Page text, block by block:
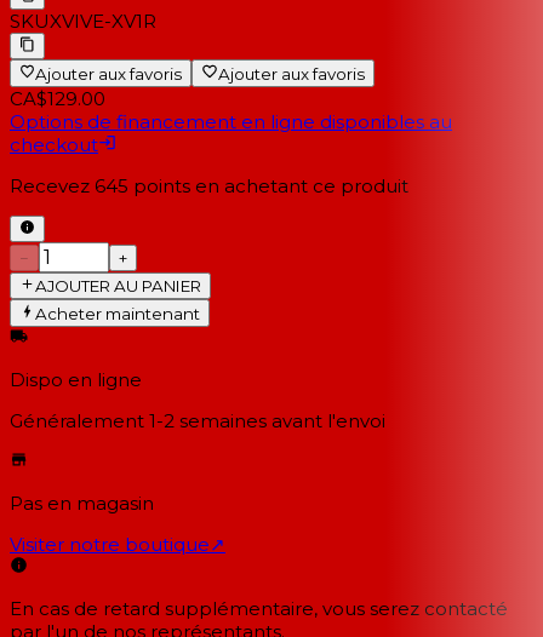
SKUXVIVE-XV1R
Ajouter aux favoris Ajouter aux favoris
CA$129.00
Options de financement en ligne disponibles au
checkout
Recevez 645 points en achetant ce produit
−
+
AJOUTER AU PANIER
Acheter maintenant
Dispo en ligne
Généralement 1-2 semaines avant l'envoi
Pas en magasin
Visiter notre boutique↗
En cas de retard supplémentaire, vous serez contacté
par l'un de nos représentants.